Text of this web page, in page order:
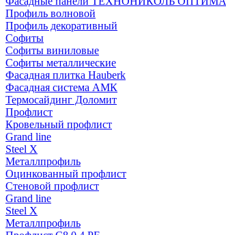
Профиль волновой
Профиль декоративный
Софиты
Софиты виниловые
Софиты металлические
Фасадная плитка Hauberk
Фасадная система АМК
Термосайдинг Доломит
Профлист
Кровельный профлист
Grand line
Steel X
Металлпрофиль
Оцинкованный профлист
Стеновой профлист
Grand line
Steel X
Металлпрофиль